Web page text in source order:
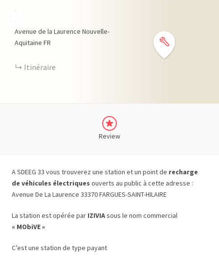
Avenue de la Laurence Nouvelle-
Aquitaine FR
Itinéraire
Review
A SDEEG 33 vous trouverez une station et un point de recharge
de véhicules électriques ouverts au public à cette adresse :
Avenue De La Laurence 33370 FARGUES-SAINT-HILAIRE
La station est opérée par IZIVIAsous le nom commercial
« MObiVE »
C’est une station de type payant